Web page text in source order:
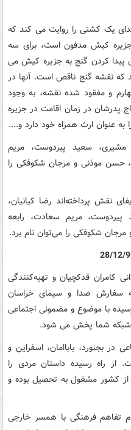
یک کشتی را روایت می کند که
کیش مدفون است، برای سه
پیدا کردن گنج به جزیره کیش می
نقشه گنج ناقص است. آنها در
و مفقود شده نقشه، به وجود
پدرشان در زمان اقامت در جزیره
عنوان ارث همراه خود دارد و....
مشیری، سعید پیردوست، مریم
حسن موذنی و مرجان شکوفکی را
نقش پرداخته‌اند رضا کیانیان،
مریم سعادت، رابعه
شکوفکی را می‌توان نام برد.
کامران قدکچیان و تهیه‌کنندگی
سفارش صدا و سیمای خراسان
با موضوع و مضمونی اجتماعی
در بجنورد، باباامان، اسفراین و
از راه رسیده داستان مردی را
کشور مشغول به تحصیل بوده و
تفاهم فرهنگی با همسر خارجی